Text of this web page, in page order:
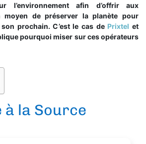
l’environnement afin d’offrir aux
moyen de préserver la planète pour
prochain. C’est le cas de Prixtel et
pourquoi miser sur ces opérateurs
à la Source